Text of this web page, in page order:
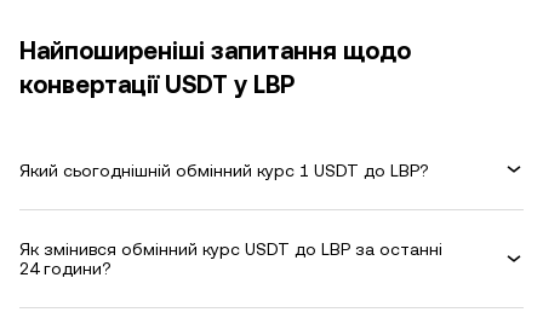
Найпоширеніші запитання щодо
конвертації USDT у LBP
Який сьогоднішній обмінний курс 1 USDT до LBP?
Як змінився обмінний курс USDT до LBP за останні
24 години?